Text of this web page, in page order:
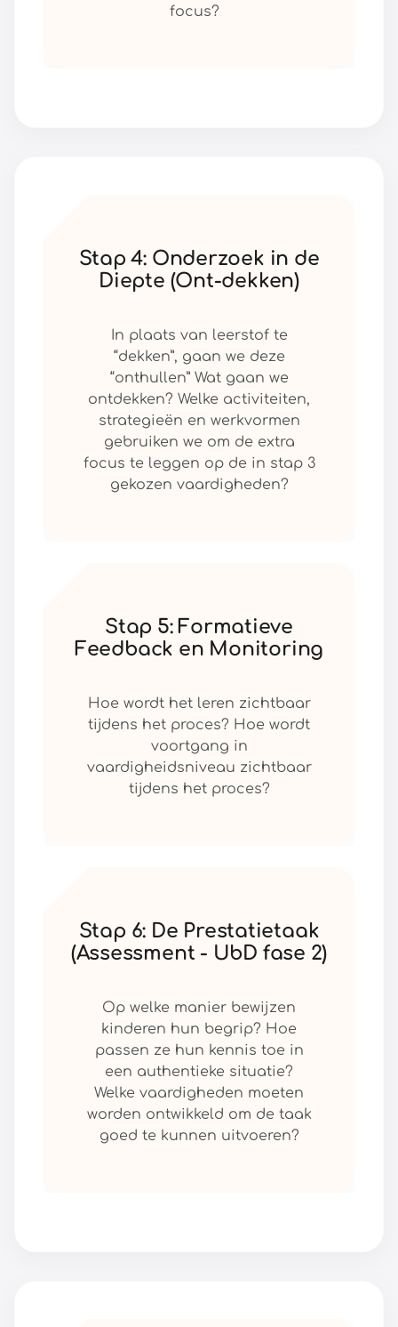
focus?
Stap 4: Onderzoek in de
Diepte (Ont-dekken)
In plaats van leerstof te
“dekken”, gaan we deze
“onthullen” Wat gaan we
ontdekken? Welke activiteiten,
strategieën en werkvormen
gebruiken we om de extra
focus te leggen op de in stap 3
gekozen vaardigheden?
Stap 5: Formatieve
Feedback en Monitoring
Hoe wordt het leren zichtbaar
tijdens het proces? Hoe wordt
voortgang in
vaardigheidsniveau zichtbaar
tijdens het proces?
Stap 6: De Prestatietaak
(Assessment - UbD fase 2)
Op welke manier bewijzen
kinderen hun begrip? Hoe
passen ze hun kennis toe in
een authentieke situatie?
Welke vaardigheden moeten
worden ontwikkeld om de taak
goed te kunnen uitvoeren?